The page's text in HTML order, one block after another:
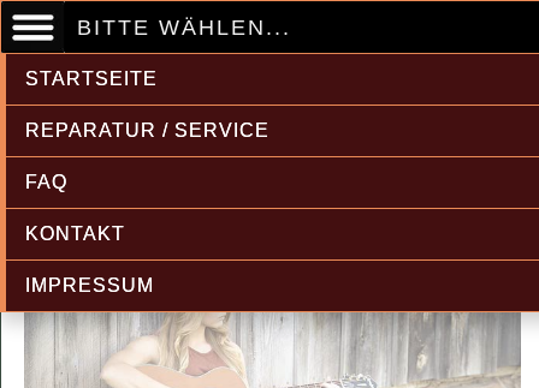
BITTE WÄHLEN...
STARTSEITE
REPARATUR / SERVICE
FAQ
KONTAKT
IMPRESSUM